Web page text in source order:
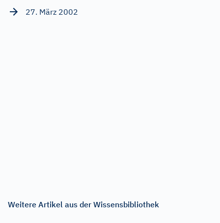
27. März 2002
Weitere Artikel aus der Wissensbibliothek